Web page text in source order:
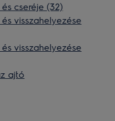
cseréje (32)
visszahelyezése
visszahelyezése
ajtó